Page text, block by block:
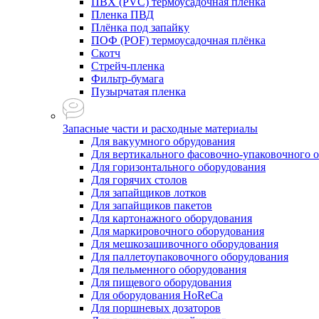
Пленка ПВД
Плёнка под запайку
ПОФ (POF) термоусадочная плёнка
Скотч
Стрейч-пленка
Фильтр-бумага
Пузырчатая пленка
Запасные части и расходные материалы
Для вакуумного обрудования
Для вертикального фасовочно-упаковочного
Для горизонтального оборудования
Для горячих столов
Для запайщиков лотков
Для запайщиков пакетов
Для картонажного оборудования
Для маркировочного оборудования
Для мешкозашивочного оборудования
Для паллетоупаковочного оборудования
Для пельменного оборудования
Для пищевого оборудования
Для оборудования HoReCa
Для поршневых дозаторов